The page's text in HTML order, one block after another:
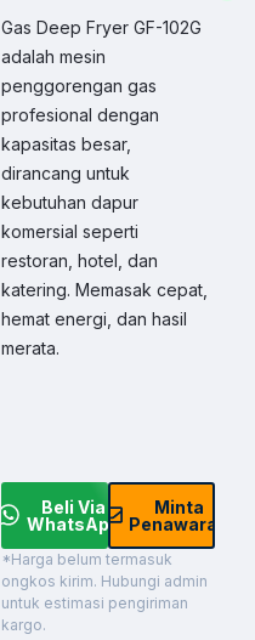
Gas Deep Fryer GF-102G
adalah mesin
penggorengan gas
profesional dengan
kapasitas besar,
dirancang untuk
kebutuhan dapur
komersial seperti
restoran, hotel, dan
katering. Memasak cepat,
hemat energi, dan hasil
merata.
Beli Via
WhatsApp
Minta
Penawaran
*Harga belum termasuk
ongkos kirim. Hubungi admin
untuk estimasi pengiriman
kargo.